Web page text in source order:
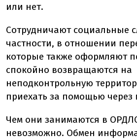
или нет.
Сотрудничают социальные
частности, в отношении
которые также оформляют
спокойно возвращаются на
неподконтрольную
приехать за помощью через
Чем они занимаются в
невозможно. Обмен